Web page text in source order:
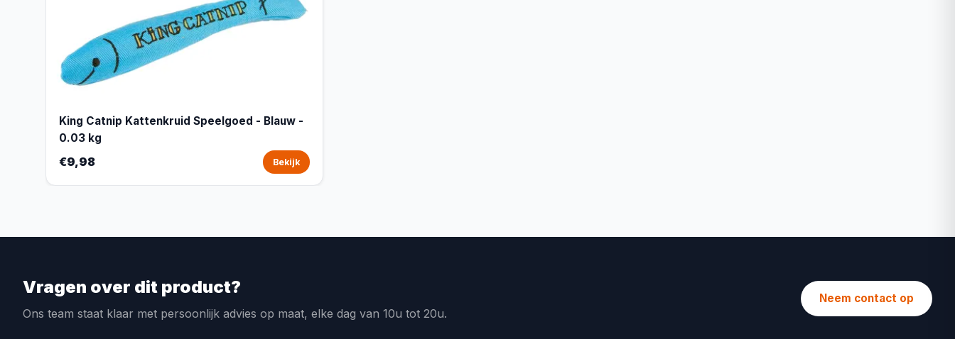
King Catnip Kattenkruid Speelgoed - Blauw -
0.03 kg
€9,98 Bekijk
Vragen over dit product?
Ons team staat klaar met persoonlijk advies op maat, elke dag van 10u tot 20u.
Neem contact op